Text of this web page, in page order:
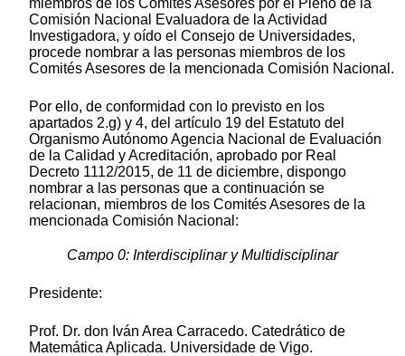
Comisión Nacional Evaluadora de la Actividad
Investigadora, y oído el Consejo de Universidades,
procede nombrar a las personas miembros de los
Comités Asesores de la mencionada Comisión Nacional.
Por ello, de conformidad con lo previsto en los
apartados 2.g) y 4, del artículo 19 del Estatuto del
Organismo Autónomo Agencia Nacional de Evaluación
de la Calidad y Acreditación, aprobado por Real
Decreto 1112/2015, de 11 de diciembre, dispongo
nombrar a las personas que a continuación se
relacionan, miembros de los Comités Asesores de la
mencionada Comisión Nacional:
Campo 0: Interdisciplinar y Multidisciplinar
Presidente:
Prof. Dr. don Iván Area Carracedo. Catedrático de
Matemática Aplicada. Universidade de Vigo.